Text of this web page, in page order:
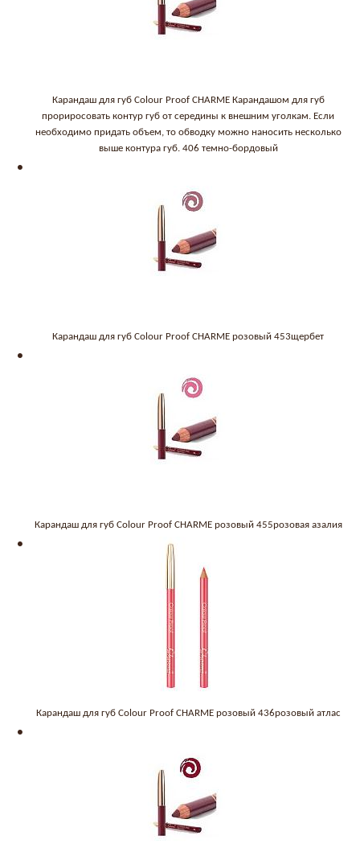
Карандаш для губ Colour Proof CHARME Карандашом для губ
прориросовать контур губ от середины к внешним уголкам. Если
необходимо придать объем, то обводку можно наносить несколько
выше контура губ. 406 темно-бордовый
Карандаш для губ Colour Proof CHARME розовый 453щербет
Карандаш для губ Colour Proof CHARME розовый 455розовая азалия
Карандаш для губ Colour Proof CHARME розовый 436розовый атлас